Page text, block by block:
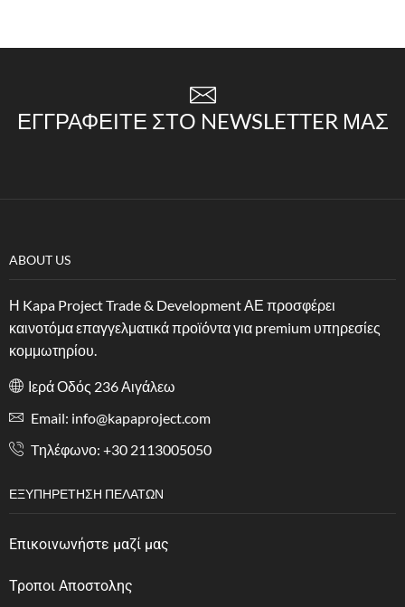
ΕΓΓΡΑΦΕΊΤΕ ΣΤΟ NEWSLETTER ΜΑΣ
ABOUT US
Η Kapa Project Trade & Development ΑΕ προσφέρει
καινοτόμα επαγγελματικά προϊόντα για premium υπηρεσίες
κομμωτηρίου.
Ιερά Οδός 236 Αιγάλεω
Email: info@kapaproject.com
Tηλέφωνο: +30 2113005050
ΕΞΥΠΗΡΈΤΗΣΗ ΠΕΛΑΤΏΝ
Επικοινωνήστε μαζί μας
Τροποι Αποστολης